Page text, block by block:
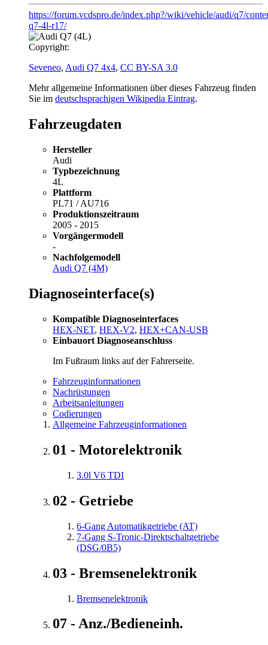
https://forum.vcdspro.de/index.php?/wiki/vehicle/audi/q7/
q7-4l-r17/
Copyright:
Seveneo, Audi Q7 4x4, CC BY-SA 3.0
Mehr allgemeine Informationen über dieses Fahrzeug finden
Sie im deutschsprachigen Wikipedia Eintrag.
Fahrzeugdaten
Hersteller
Audi
Typbezeichnung
4L
Plattform
PL71 / AU716
Produktionszeitraum
2005 - 2015
Vorgängermodell
-
Nachfolgemodell
Audi Q7 (4M)
Diagnoseinterface(s)
Kompatible Diagnoseinterfaces
HEX-NET, HEX-V2, HEX+CAN-USB
Einbauort Diagnoseanschluss
Im Fußraum links auf der Fahrerseite.
Fahrzeuginformationen
Nachrüstungen
Arbeitsanleitungen
Codierungen
Allgemeine Fahrzeuginformationen
01 - Motorelektronik
3.0l V6 TDI
02 - Getriebe
6-Gang Automatikgetriebe (AT)
7-Gang S-Tronic-Direktschaltgetriebe
(DSG/0B5)
03 - Bremsenelektronik
Bremsenelektronik
07 - Anz./Bedieneinh.